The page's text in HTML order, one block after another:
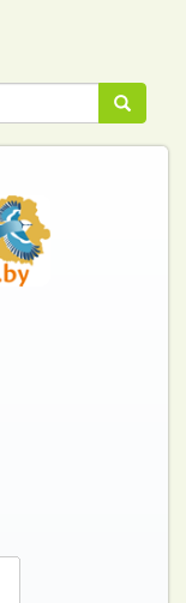
Пошук
Пошук